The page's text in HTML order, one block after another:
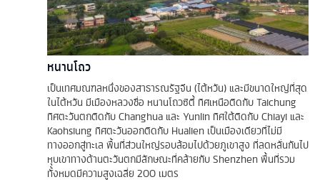
หนานโถว
เป็นเทศมณฑลหนึ่งของสาธารณรัฐจีน (ไต้หวัน) และมีขนาดใหญ่ที่สุด
ในไต้หวัน มีเมืองหลวงชื่อ หนานโถวซิตี้ ทิศเหนือติดกับ Taichung
ทิศตะวันตกติดกับ Changhua และ Yunlin ทิศใต้ติดกับ Chiayi และ
Kaohsiung ทิศตะวันออกติดกับ Hualien เป็นเมืองเดียวที่ไม่มี
ทางออกสู่ทะเล พื้นที่ส่วนใหญ่รอบล้อมไปด้วยภูเขาสูง ที่ลดหลั่นกันไป
หุบเขาทางด้านตะวันตกมีลักษณะที่คล้ายกับ Shenzhen พื้นที่รวม
ทั้งหมดมีความสูงเฉลี่ย 200 เมตร